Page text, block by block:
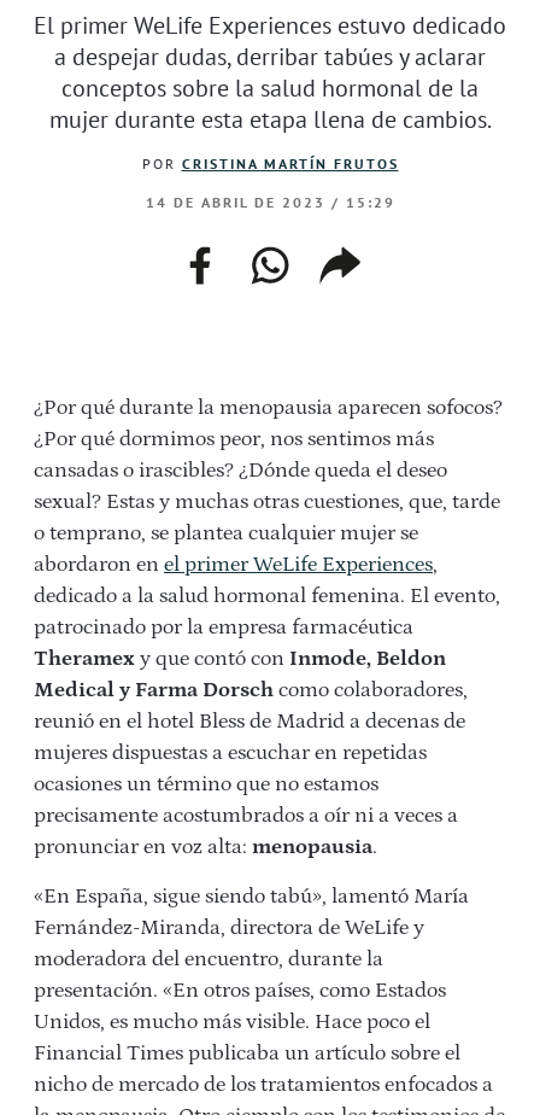
El primer WeLife Experiences estuvo dedicado
a despejar dudas, derribar tabúes y aclarar
conceptos sobre la salud hormonal de la
mujer durante esta etapa llena de cambios.
POR CRISTINA MARTÍN FRUTOS
14 DE ABRIL DE 2023 / 15:29
facebookwhatsappcompartir
enlace
¿Por qué durante la menopausia aparecen sofocos?
¿Por qué dormimos peor, nos sentimos más
cansadas o irascibles? ¿Dónde queda el deseo
sexual? Estas y muchas otras cuestiones, que, tarde
o temprano, se plantea cualquier mujer se
abordaron en el primer WeLife Experiences,
dedicado a la salud hormonal femenina. El evento,
patrocinado por la empresa farmacéutica
Theramex y que contó con Inmode, Beldon
Medical y Farma Dorsch como colaboradores,
reunió en el hotel Bless de Madrid a decenas de
mujeres dispuestas a escuchar en repetidas
ocasiones un término que no estamos
precisamente acostumbrados a oír ni a veces a
pronunciar en voz alta: menopausia.
«En España, sigue siendo tabú», lamentó María
Fernández-Miranda, directora de WeLife y
moderadora del encuentro, durante la
presentación. «En otros países, como Estados
Unidos, es mucho más visible. Hace poco el
Financial Times publicaba un artículo sobre el
nicho de mercado de los tratamientos enfocados a